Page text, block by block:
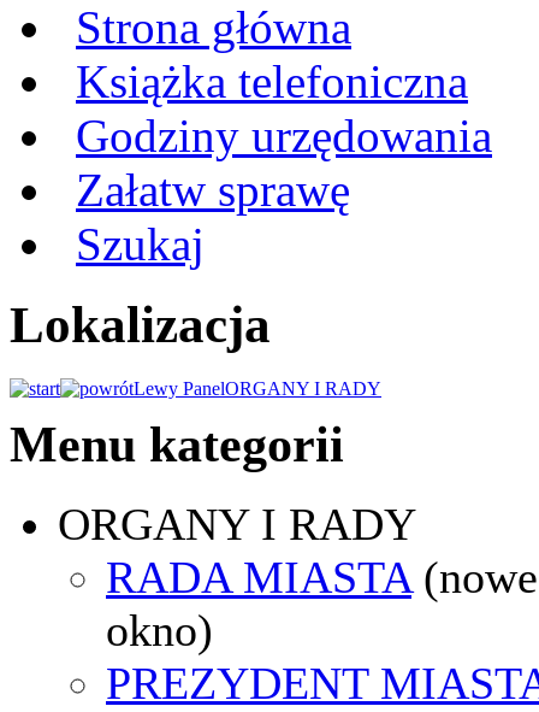
Strona główna
Książka telefoniczna
Godziny urzędowania
Załatw sprawę
Szukaj
Lokalizacja
Lewy PanelORGANY I RADY
Menu kategorii
ORGANY I RADY
RADA MIASTA (nowe
okno)
PREZYDENT